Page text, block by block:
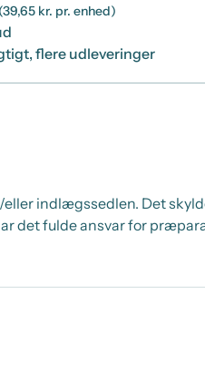
(39,65 kr. pr. enhed)
flere udleveringer
indlægssedlen. Det
det fulde ansvar for